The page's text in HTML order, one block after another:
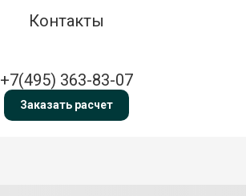
Контакты
+7(495) 363-83-07
Заказать расчет